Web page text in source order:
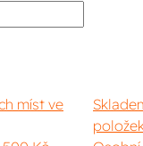
míst ve